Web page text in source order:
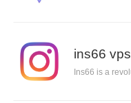
ins66 vps
Ins66 is a